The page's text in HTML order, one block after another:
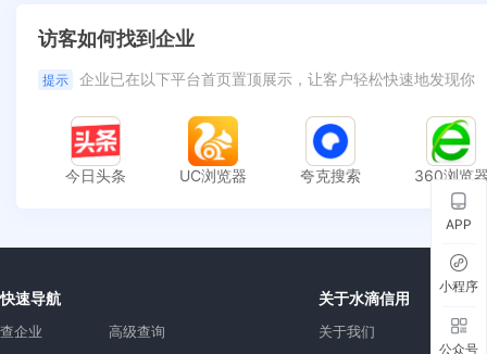
访客如何找到企业
提示 企业已在以下平台首页置顶展示，让客户轻松快速地发现你
今日头条 UC浏览器 夸克搜索 360浏览
快速导航
查企业 高级查询
关于水滴信用
关于我们
APP
小程序
公众号